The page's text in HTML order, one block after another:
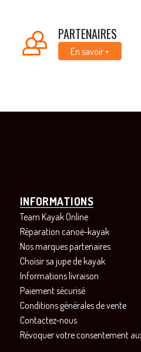
PARTENAIRES
En savoir +
INFORMATIONS
Team Kayak Online
Réparation canoë-kayak
Nos marques partenaires
Choisir sa jupe de kayak
Informations livraison
Paiement sécurisé
Conditions générales de vente
Contactez-nous
Révoquer votre consentement